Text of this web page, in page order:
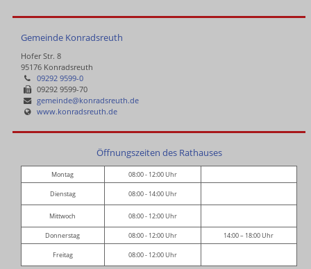
Gemeinde Konradsreuth
Hofer Str. 8
95176 Konradsreuth
09292 9599-0
09292 9599-70
gemeinde@konradsreuth.de
www.konradsreuth.de
Öffnungszeiten des Rathauses
Montag 08:00 - 12:00 Uhr
Dienstag 08:00 - 14:00 Uhr
Mittwoch 08:00 - 12:00 Uhr
Donnerstag 08:00 - 12:00 Uhr 14:00 – 18:00 Uhr
Freitag 08:00 - 12:00 Uhr